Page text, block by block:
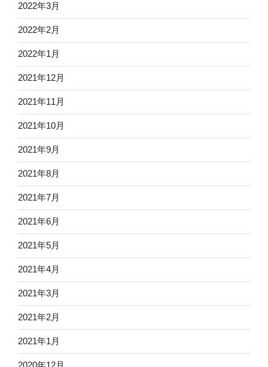
2022年3月
2022年2月
2022年1月
2021年12月
2021年11月
2021年10月
2021年9月
2021年8月
2021年7月
2021年6月
2021年5月
2021年4月
2021年3月
2021年2月
2021年1月